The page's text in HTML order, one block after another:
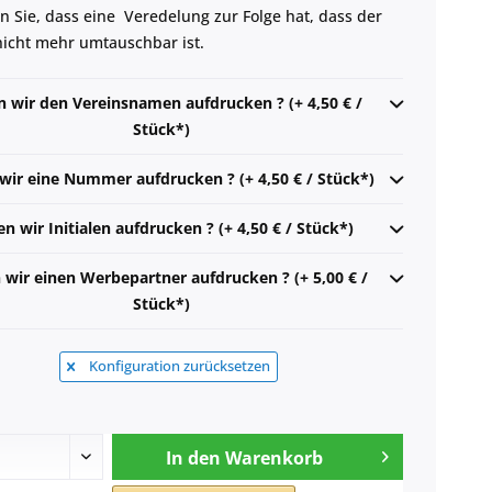
Sie, dass eine Veredelung zur Folge hat, dass der
mehr umtauschbar ist.
wir den Vereinsnamen aufdrucken ? (+ 4,50 € /
Stück*)
eine Nummer aufdrucken ? (+ 4,50 € / Stück*)
wir Initialen aufdrucken ? (+ 4,50 € / Stück*)
wir einen Werbepartner aufdrucken ? (+ 5,00 € /
Stück*)
Konfiguration zurücksetzen
In den Warenkorb